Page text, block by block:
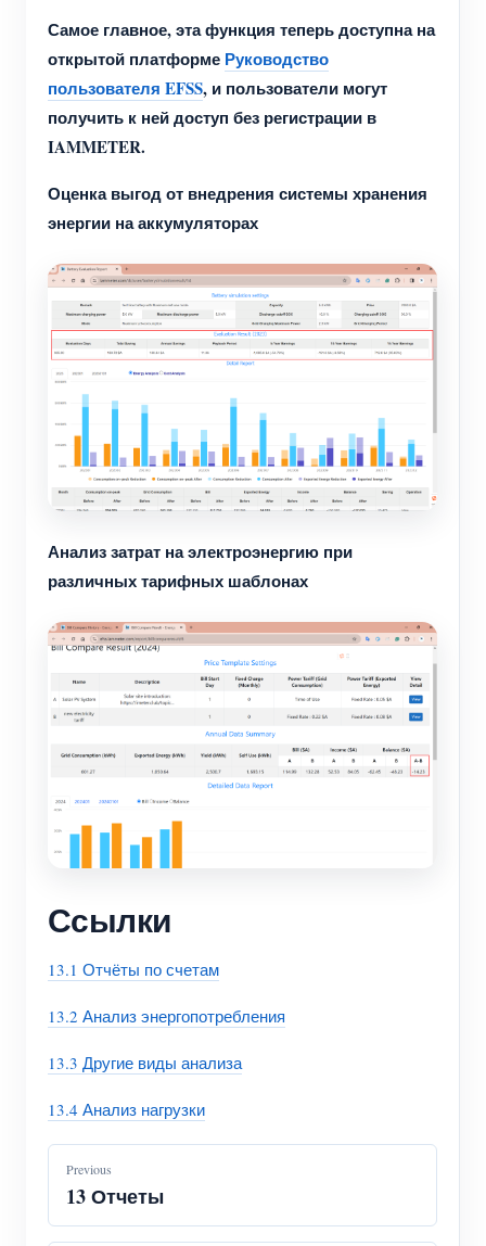
Самое главное, эта функция теперь доступна на
открытой платформе Руководство
пользователя EFSS, и пользователи могут
получить к ней доступ без регистрации в
IAMMETER.
Оценка выгод от внедрения системы хранения
энергии на аккумуляторах
Анализ затрат на электроэнергию при
различных тарифных шаблонах
Ссылки
13.1 Отчёты по счетам
13.2 Анализ энергопотребления
13.3 Другие виды анализа
13.4 Анализ нагрузки
Previous
13 Отчеты